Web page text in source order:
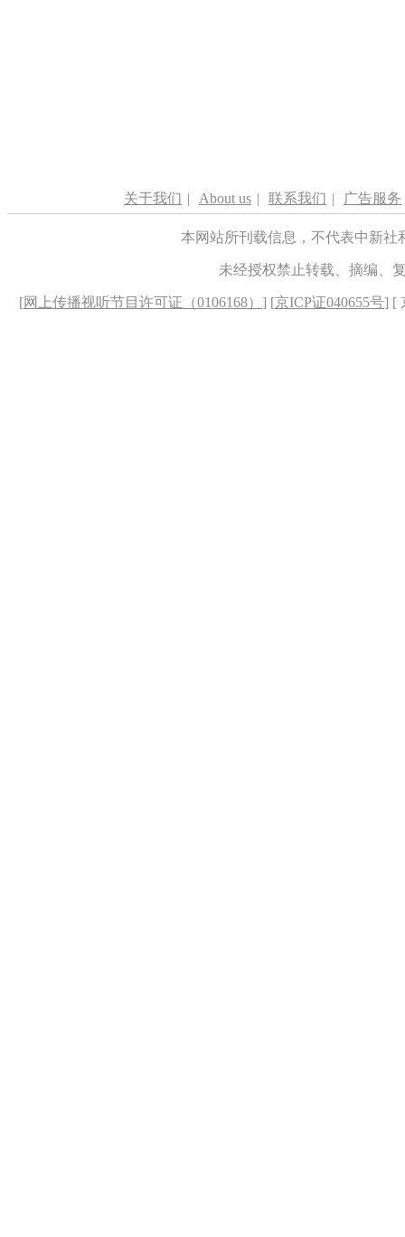
关于我们 | About us | 联系我们 | 广告服务
本网站所刊载信息，不代表中新
未经授权禁止转载、摘编、
[网上传播视听节目许可证（0106168） ] [京ICP证040655号] [